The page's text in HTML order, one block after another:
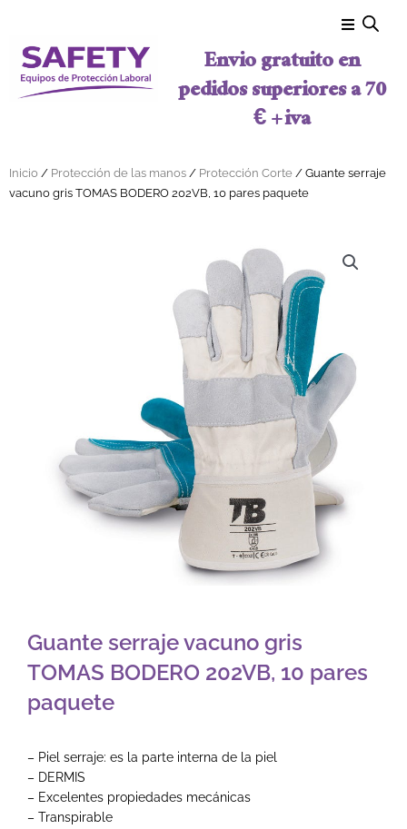
Envio gratuito en
pedidos superiores a 70
€ + iva
Inicio / Protección de las manos / Protección Corte / Guante serraje
vacuno gris TOMAS BODERO 202VB, 10 pares paquete
Guante serraje vacuno gris
TOMAS BODERO 202VB, 10 pares
paquete
– Piel serraje: es la parte interna de la piel
– DERMIS
– Excelentes propiedades mecánicas
– Transpirable